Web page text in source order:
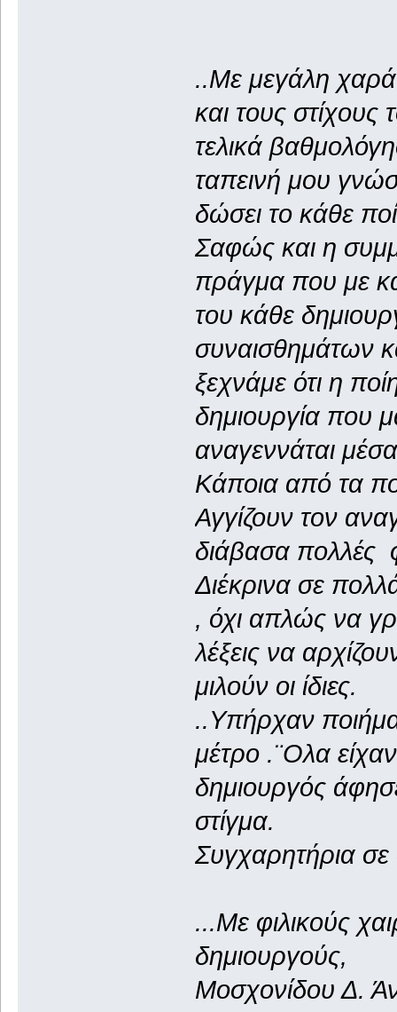
..Με μεγάλη χαρά
και τους
τελικά
ταπεινή μου
δώσει το κάθε
Σαφώς και η
πράγμα που με
του κάθε
συναισθημάτων
ξεχνάμε ότι η
δημιουργία που
αναγεννάται
Κάποια από τα
Αγγίζουν τον
διάβασα πολλές
Διέκρινα σε
, όχι απλώς να
λέξεις να
μιλούν οι ίδιες.
..Υπήρχαν
μέτρο .¨Ολα
δημιουργός
στίγμα.
Συγχαρητήρια σε
...Με φιλικούς
δημιουργούς,
Μοσχονίδου Δ.